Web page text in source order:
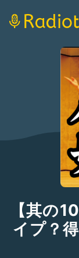
【其の
イプ？